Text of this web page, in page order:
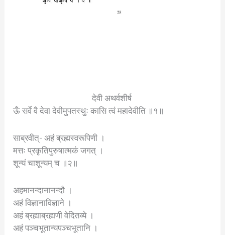
देवी अथर्वशीर्ष
ऊँ सर्वे वै देवा देवीमुपतस्थुः कासि त्वं महादेवीति ॥१॥
साब्रवीत्- अहं ब्रह्मस्वरूपिणी ।
मत्तः प्रकृतिपुरुषात्मकं जगत् ।
शून्यं चाशून्यम् च ॥२॥
अहमानन्दानानन्दौ ।
अहं विज्ञानाविज्ञाने ।
अहं ब्रह्माब्रह्मणी वेदितव्ये ।
अहं पञ्चभूतान्यपञ्चभूतानि ।